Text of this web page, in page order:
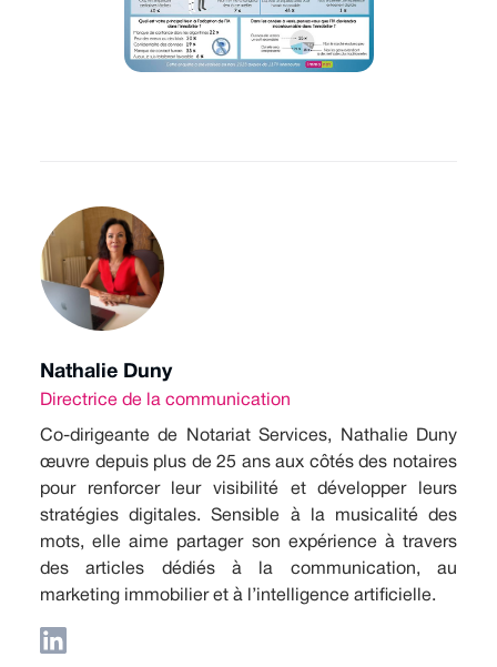
Nathalie Duny
Directrice de la communication
Co-dirigeante de Notariat Services, Nathalie Duny
œuvre depuis plus de 25 ans aux côtés des notaires
pour renforcer leur visibilité et développer leurs
stratégies digitales. Sensible à la musicalité des
mots, elle aime partager son expérience à travers
des articles dédiés à la communication, au
marketing immobilier et à l’intelligence artificielle.